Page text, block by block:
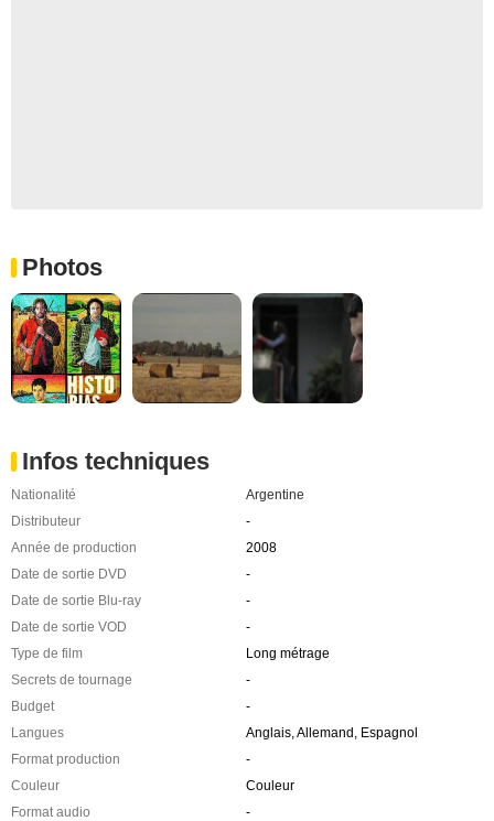
Photos
Infos techniques
Nationalité
Argentine
Distributeur
-
Année de production
2008
Date de sortie DVD
-
Date de sortie Blu-ray
-
Date de sortie VOD
-
Type de film
Long métrage
Secrets de tournage
-
Budget
-
Langues
Anglais, Allemand, Espagnol
Format production
-
Couleur
Couleur
Format audio
-